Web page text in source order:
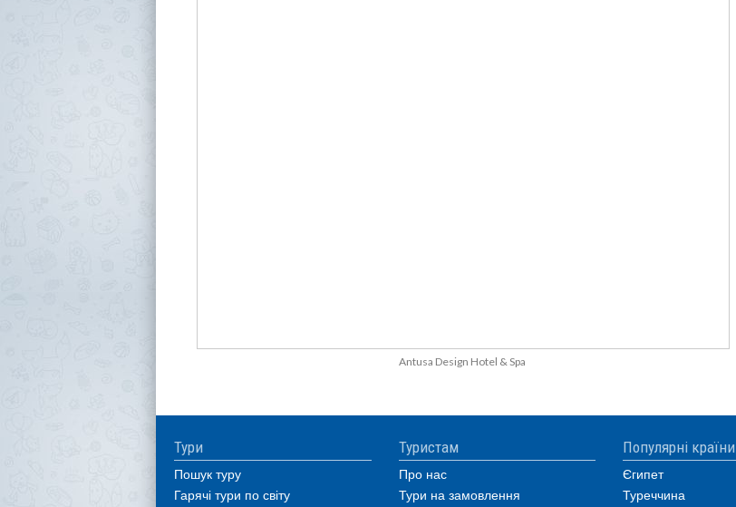
Antusa Design Hotel & Spa
Тури
Пошук туру
Гарячі тури по світу
Туристам
Про нас
Тури на замовлення
Популярні країни
Єгипет
Туреччина